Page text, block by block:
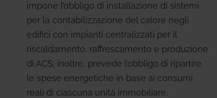
impone l’obbligo di installazione di sistemi
per la contabilizzazione del calore negli
edifici con impianti centralizzati per il
riscaldamento, raffrescamento e produzione
di ACS; inoltre, prevede l’obbligo di ripartire
le spese energetiche in base ai consumi
reali di ciascuna unità immobiliare.